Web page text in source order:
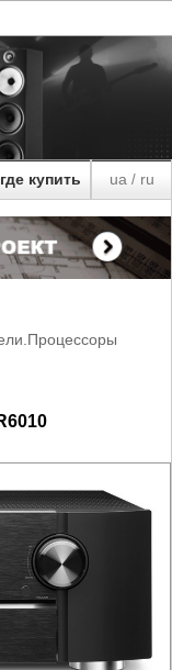
где купить ua/ ru